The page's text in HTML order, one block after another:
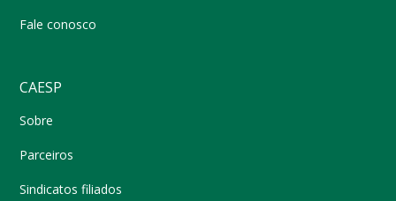
Fale conosco
CAESP
Sobre
Parceiros
Sindicatos filiados